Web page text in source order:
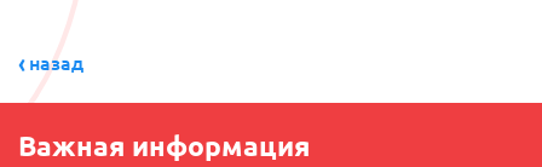
назад
Важная информация